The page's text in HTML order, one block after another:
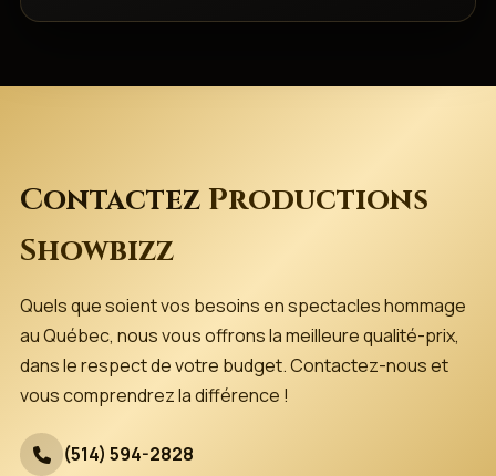
Contactez Productions
Showbizz
Quels que soient vos besoins en spectacles hommage
au Québec, nous vous offrons la meilleure qualité-prix,
dans le respect de votre budget. Contactez-nous et
vous comprendrez la différence !
(514) 594-2828